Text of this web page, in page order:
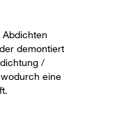
demontiert
/
eine